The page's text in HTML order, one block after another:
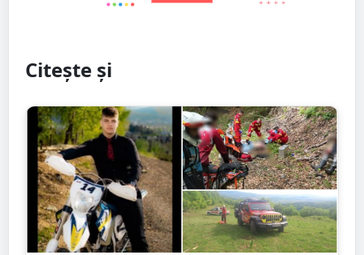
Citește și